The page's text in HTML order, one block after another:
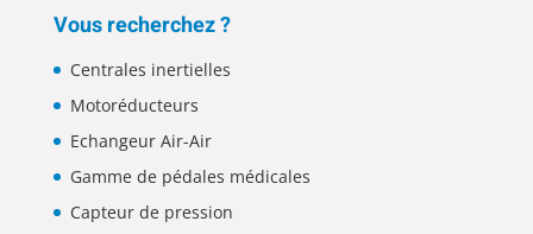
Vous recherchez ?
Centrales inertielles
Motoréducteurs
Echangeur Air-Air
Gamme de pédales médicales
Capteur de pression